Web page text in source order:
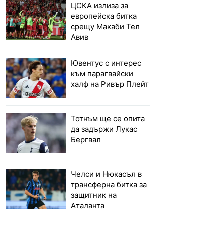
ЦСКА излиза за
европейска битка
срещу Макаби Тел
Авив
Ювентус с интерес
към парагвайски
халф на Ривър Плейт
Тотнъм ще се опита
да задържи Лукас
Бергвал
Челси и Нюкасъл в
трансферна битка за
защитник на
Аталанта